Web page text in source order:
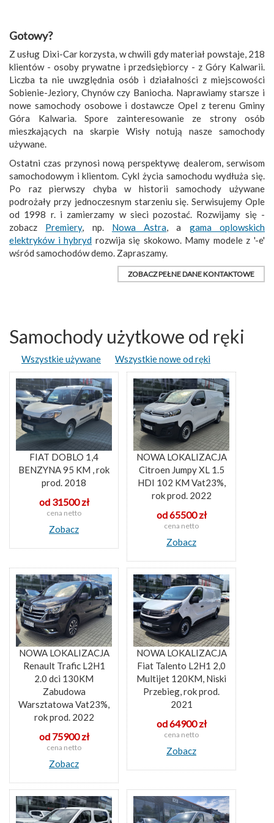
Gotowy?
Z usług Dixi-Car korzysta, w chwili gdy materiał powstaje, 218
klientów - osoby prywatne i przedsiębiorcy - z Góry Kalwarii.
Liczba ta nie uwzględnia osób i działalności z miejscowości
Sobienie-Jeziory, Chynów czy Baniocha. Naprawiamy starsze i
nowe samochody osobowe i dostawcze Opel z terenu Gminy
Góra Kalwaria. Spore zainteresowanie ze strony osób
mieszkających na skarpie Wisły notują nasze samochody
używane.
Ostatni czas przynosi nową perspektywę dealerom, serwisom
samochodowym i klientom. Cykl życia samochodu wydłuża się.
Po raz pierwszy chyba w historii samochody używane
podrożały przy jednoczesnym starzeniu się. Serwisujemy Ople
od 1998 r. i zamierzamy w sieci pozostać. Rozwijamy się -
zobacz Premiery, np. Nowa Astra, a gama oplowskich
elektryków i hybryd rozwija się skokowo. Mamy modele z '-e'
wśród samochodów demo. Zapraszamy.
ZOBACZ PEŁNE DANE KONTAKTOWE
Samochody użytkowe od ręki
Wszystkie używane Wszystkie nowe od ręki
FIAT DOBLO 1,4
BENZYNA 95 KM , rok
prod. 2018
od 31500 zł
cena netto
Zobacz
NOWA LOKALIZACJA
Citroen Jumpy XL 1.5
HDI 102 KM Vat23%,
rok prod. 2022
od 65500 zł
cena netto
Zobacz
NOWA LOKALIZACJA
Renault Trafic L2H1
2.0 dci 130KM
Zabudowa
Warsztatowa Vat23%,
rok prod. 2022
od 75900 zł
cena netto
Zobacz
NOWA LOKALIZACJA
Fiat Talento L2H1 2,0
Multijet 120KM, Niski
Przebieg, rok prod.
2021
od 64900 zł
cena netto
Zobacz